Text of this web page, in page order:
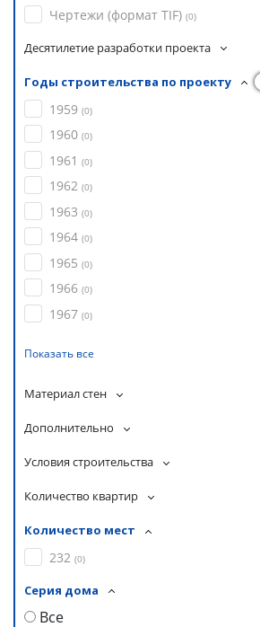
Чертежи (формат TIF) (0)
Десятилетие разработки проекта
Годы строительства по проекту
1959 (0)
1960 (0)
1961 (0)
1962 (0)
1963 (0)
1964 (0)
1965 (0)
1966 (0)
1967 (0)
Показать все
Материал стен
Дополнительно
Условия строительства
Количество квартир
Количество мест
232 (0)
Серия дома
Все